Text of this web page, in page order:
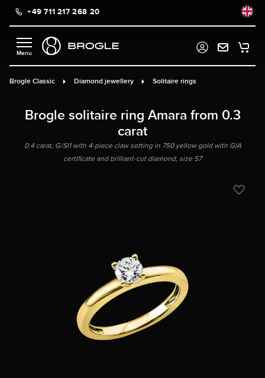
content+49 711 217 268 20
Brogle Classic Diamond jewellery Solitaire rings
Brogle solitaire ring Amara from 0.3
carat
0.4 carat, G/SI1 with 4-piece claw setting in 750 yellow gold with GIA
certificate and brilliant-cut diamond, size 57